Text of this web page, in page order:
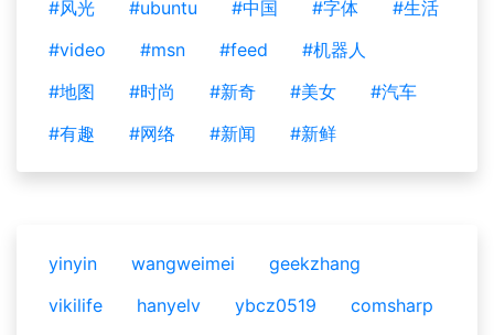
#风光
#ubuntu #中国 #字体
#生活
#video
#msn #feed
#机器人
#地图
#时尚 #新奇 #美女
#汽车
#有趣
#网络 #新闻 #新鲜
yinyin wangweimei
geekzhang
vikilife
hanyelv ybcz0519
comsharp